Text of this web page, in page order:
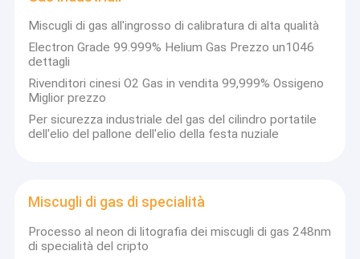
Miscugli di gas all'ingrosso di calibratura di alta qualità
Electron Grade 99.999% Helium Gas Prezzo un1046
dettagli
Rivenditori cinesi O2 Gas in vendita 99,999% Ossigeno
Miglior prezzo
Per sicurezza industriale del gas del cilindro portatile
dell'elio del pallone dell'elio della festa nuziale
Miscugli di gas di specialità
Processo al neon di litografia dei miscugli di gas 248nm
di specialità del cripto